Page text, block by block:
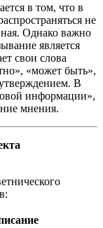
в том, что в
не
Однако важно
является
свои слова
«может быть»,
В
информации»,
мнения.